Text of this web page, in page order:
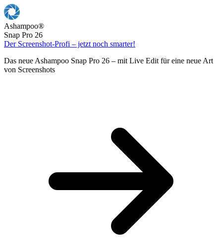
Ashampoo®
Snap Pro 26
Der Screenshot-Profi – jetzt noch smarter!
Das neue Ashampoo Snap Pro 26 – mit Live Edit für eine neue Art
von Screenshots